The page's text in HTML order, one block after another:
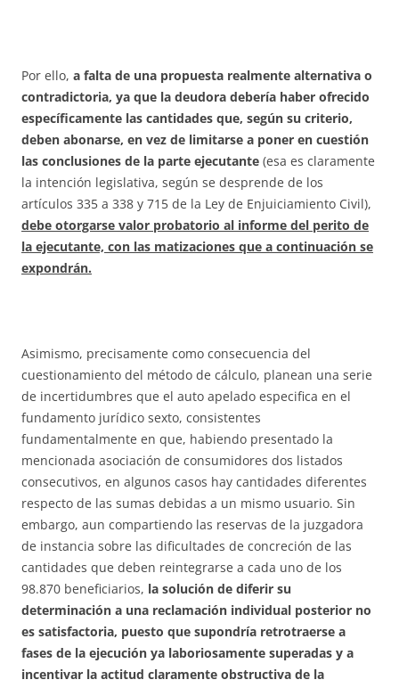
Por ello, a falta de una propuesta realmente alternativa o
contradictoria, ya que la deudora debería haber ofrecido
específicamente las cantidades que, según su criterio,
deben abonarse, en vez de limitarse a poner en cuestión
las conclusiones de la parte ejecutante (esa es claramente
la intención legislativa, según se desprende de los
artículos 335 a 338 y 715 de la Ley de Enjuiciamiento Civil),
debe otorgarse valor probatorio al informe del perito de
la ejecutante, con las matizaciones que a continuación se
expondrán.
Asimismo, precisamente como consecuencia del
cuestionamiento del método de cálculo, planean una serie
de incertidumbres que el auto apelado especifica en el
fundamento jurídico sexto, consistentes
fundamentalmente en que, habiendo presentado la
mencionada asociación de consumidores dos listados
consecutivos, en algunos casos hay cantidades diferentes
respecto de las sumas debidas a un mismo usuario. Sin
embargo, aun compartiendo las reservas de la juzgadora
de instancia sobre las dificultades de concreción de las
cantidades que deben reintegrarse a cada uno de los
98.870 beneficiarios, la solución de diferir su
determinación a una reclamación individual posterior no
es satisfactoria, puesto que supondría retrotraerse a
fases de la ejecución ya laboriosamente superadas y a
incentivar la actitud claramente obstructiva de la